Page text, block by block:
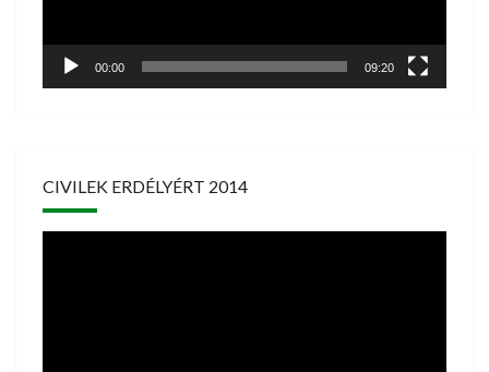
00:00 09:20
CIVILEK ERDÉLYÉRT 2014